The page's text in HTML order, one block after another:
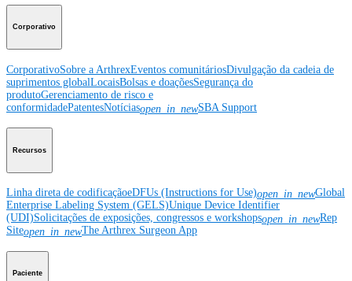
Corporativo
CorporativoSobre a ArthrexEventos comunitáriosDivulgação da cadeia de
suprimentos globalLocaisBolsas e doaçõesSegurança do
produtoGerenciamento de risco e
conformidadePatentesNotíciasopen_in_newSBA Support
Recursos
Linha direta de codificaçãoeDFUs (Instructions for Use)open_in_newGlobal
Enterprise Labeling System (GELS)Unique Device Identifier
(UDI)Solicitações de exposições, congressos e workshopsopen_in_newRep
Siteopen_in_newThe Arthrex Surgeon App
Paciente